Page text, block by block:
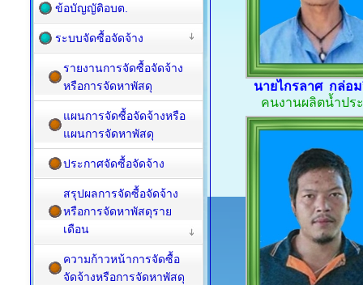
นายไกรลาศ กล่อ
คนงานผลิตน้ำปร
ข้อบัญญัติอบต.
ระบบจัดซื้อจัดจ้าง
รายงานการจัดซื้อจัดจ้าง
หรือการจัดหาพัสดุ
แผนการจัดซื้อจัดจ้างหรือ
แผนการจัดหาพัสดุ
ประกาศจัดซื้อจัดจ้าง
สรุปผลการจัดซื้อจัดจ้าง
หรือการจัดหาพัสดุราย
เดือน
ความก้าวหน้าการจัดซื้อ
จัดจ้างหรือการจัดหาพัสดุ